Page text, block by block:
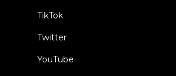
TikTok
Twitter
YouTube